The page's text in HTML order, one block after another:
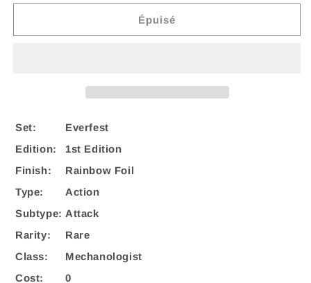
quantité
T-
Edition
Foil
quantité
T-
Edition
Foil
Épuisé
Set:
Everfest
Edition:
1st Edition
Finish:
Rainbow Foil
Type:
Action
Subtype: Attack
Rarity:
Rare
Class:
Mechanologist
Cost:
0